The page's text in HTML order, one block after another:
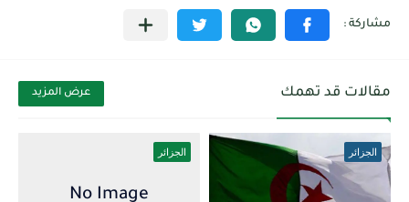
مقالات قد تهمك عرض المزيد
الجزائر الجزائر